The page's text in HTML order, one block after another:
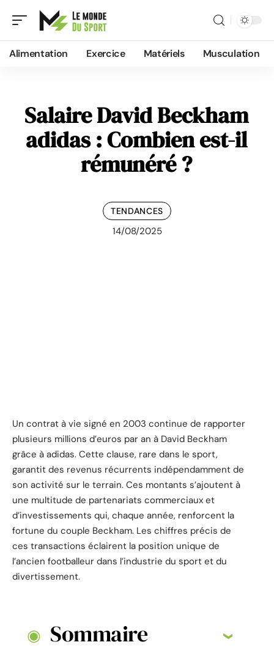
Alimentation Exercice Matériels Musculation
Salaire David Beckham
adidas : Combien est-il
rémunéré ?
TENDANCES
14/08/2025
Un contrat à vie signé en 2003 continue de rapporter
plusieurs millions d’euros par an à David Beckham
grâce à adidas. Cette clause, rare dans le sport,
garantit des revenus récurrents indépendamment de
son activité sur le terrain. Ces montants s’ajoutent à
une multitude de partenariats commerciaux et
d’investissements qui, chaque année, renforcent la
fortune du couple Beckham. Les chiffres précis de
ces transactions éclairent la position unique de
l’ancien footballeur dans l’industrie du sport et du
divertissement.
Sommaire